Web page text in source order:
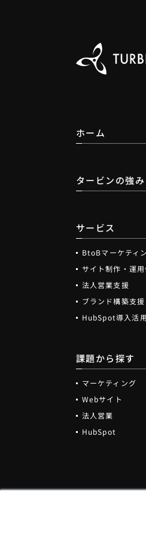
ホーム
タービンの強み
サービス
BtoBマーケティ
サイト制作・運
法人営業支援
ブランド構築支援
HubSpot導入活
課題から探す
マーケティング
Webサイト
法人営業
HubSpot